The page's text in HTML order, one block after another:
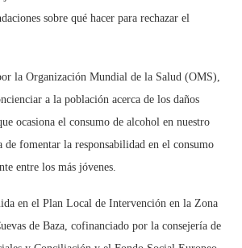
sobre qué hacer para rechazar el
la Organización Mundial de la Salud (OMS),
a la población acerca de los daños
ocasiona el consumo de alcohol en nuestro
de fomentar la responsabilidad en el consumo
entre los más jóvenes.
en el Plan Local de Intervención en la Zona
de Baza, cofinanciado por la consejería de